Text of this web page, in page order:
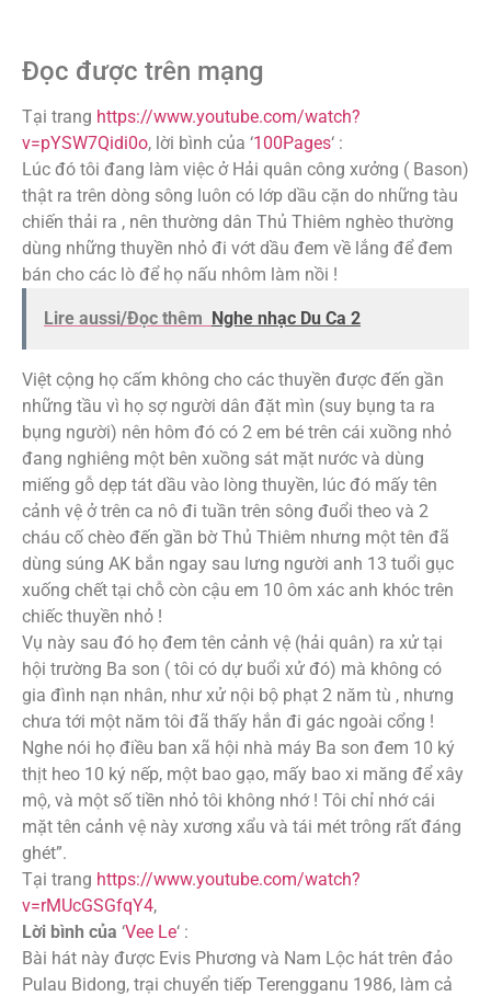
Đọc được trên mạng
Tại trang https://www.youtube.com/watch?
v=pYSW7Qidi0o, lời bình của ‘100Pages‘ :
Lúc đó tôi đang làm việc ở Hải quân công xưởng ( Bason)
thật ra trên dòng sông luôn có lớp dầu cặn do những tàu
chiến thải ra , nên thường dân Thủ Thiêm nghèo thường
dùng những thuyền nhỏ đi vớt dầu đem về lắng để đem
bán cho các lò để họ nấu nhôm làm nồi !
Lire aussi/Đọc thêm Nghe nhạc Du Ca 2
Việt cộng họ cấm không cho các thuyền được đến gần
những tầu vì họ sợ người dân đặt mìn (suy bụng ta ra
bụng người) nên hôm đó có 2 em bé trên cái xuồng nhỏ
đang nghiêng một bên xuồng sát mặt nước và dùng
miếng gỗ dẹp tát dầu vào lòng thuyền, lúc đó mấy tên
cảnh vệ ở trên ca nô đi tuần trên sông đuổi theo và 2
cháu cố chèo đến gần bờ Thủ Thiêm nhưng một tên đã
dùng súng AK bắn ngay sau lưng người anh 13 tuổi gục
xuống chết tại chỗ còn cậu em 10 ôm xác anh khóc trên
chiếc thuyền nhỏ !
Vụ này sau đó họ đem tên cảnh vệ (hải quân) ra xử tại
hội trường Ba son ( tôi có dự buổi xử đó) mà không có
gia đình nạn nhân, như xử nội bộ phạt 2 năm tù , nhưng
chưa tới một năm tôi đã thấy hắn đi gác ngoài cổng !
Nghe nói họ điều ban xã hội nhà máy Ba son đem 10 ký
thịt heo 10 ký nếp, một bao gạo, mấy bao xi măng để xây
mộ, và một số tiền nhỏ tôi không nhớ ! Tôi chỉ nhớ cái
mặt tên cảnh vệ này xương xẩu và tái mét trông rất đáng
ghét”.
Tại trang https://www.youtube.com/watch?
v=rMUcGSGfqY4,
Lời bình của ‘Vee Le‘ :
Bài hát này được Evis Phương và Nam Lộc hát trên đảo
Pulau Bidong, trại chuyển tiếp Terengganu 1986, làm cả